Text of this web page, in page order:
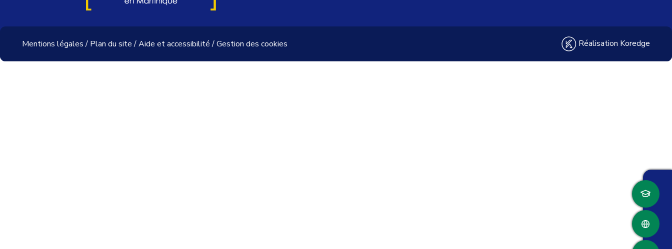
Mentions légales/ Plan du site/Aide et accessibilité/Gestion des cookies Réalisation Koredge